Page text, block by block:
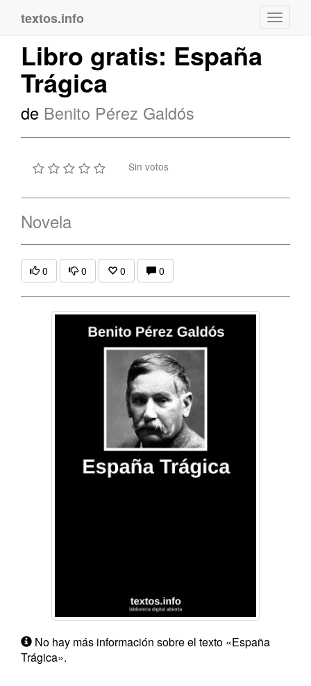
textos.info
Libro gratis: España
Trágica
de Benito Pérez Galdós
Sin votos
Novela
0 0 0 0
No hay más información sobre el texto «España
Trágica».